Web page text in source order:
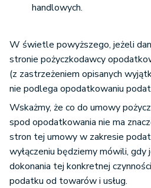
handlowych.
W świetle powyższego, jeżeli
stronie pożyczkodawcy
(z zastrzeżeniem opisanych
nie podlega opodatkowaniu
Wskażmy, że co do umowy
spod opodatkowania nie ma
stron tej umowy w zakresie
wyłączeniu będziemy mówili,
dokonania tej konkretnej
podatku od towarów i usług.